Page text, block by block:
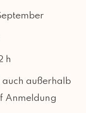
h
auch außerhalb
Anmeldung